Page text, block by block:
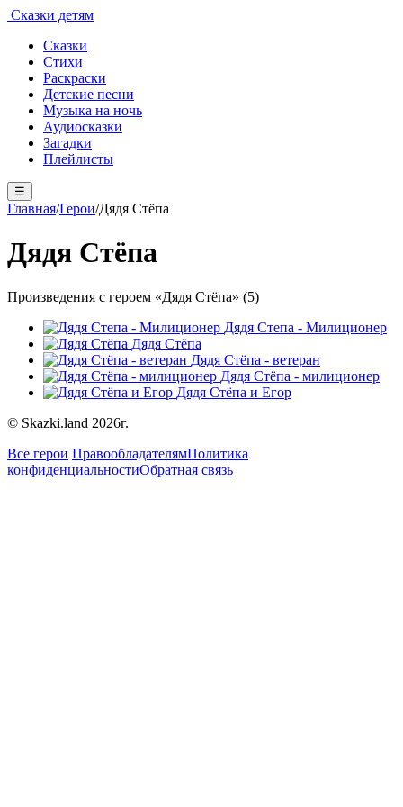
Сказки детям
Сказки
Стихи
Раскраски
Детские песни
Музыка на ночь
Аудиосказки
Загадки
Плейлисты
☰
Главная/Герои/Дядя Стёпа
Дядя Стёпа
Произведения с героем «Дядя Стёпа» (5)
Дядя Степа - Милиционер
Дядя Стёпа
Дядя Стёпа - ветеран
Дядя Стёпа - милиционер
Дядя Стёпа и Егор
© Skazki.land 2026г.
Все герои ПравообладателямПолитика
конфиденциальностиОбратная связь